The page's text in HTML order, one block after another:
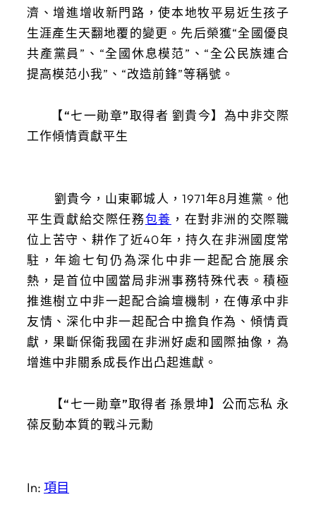
濟、增進增收新門路，使本地牧平易近生孩子
生涯產生天翻地覆的變更。先后榮獲“全國優良
共產黨員”、“全國休息模范”、“全公民族連合
提高模范小我”、“改造前鋒”等稱號。
【“七一勛章”取得者 劉貴今】為中非交際
工作傾情貢獻平生
劉貴今，山東鄆城人，1971年8月進黨。他
平生貢獻給交際任務包養 ，在對非洲的交際職
位上苦守、耕作了近40年，持久在非洲國度常
駐，年逾七旬仍為深化中非一起配合施展余
熱，是首位中國當局非洲事務特殊代表。積極
推進樹立中非一起配合論壇機制，在傳承中非
友情、深化中非一起配合中擔負作為、傾情貢
獻，果斷保衛我國在非洲好處和國際抽像，為
增進中非關系成長作出凸起進獻。
【“七一勛章”取得者 孫景坤】公而忘私 永
葆反動本質的戰斗元勳
In: 項目